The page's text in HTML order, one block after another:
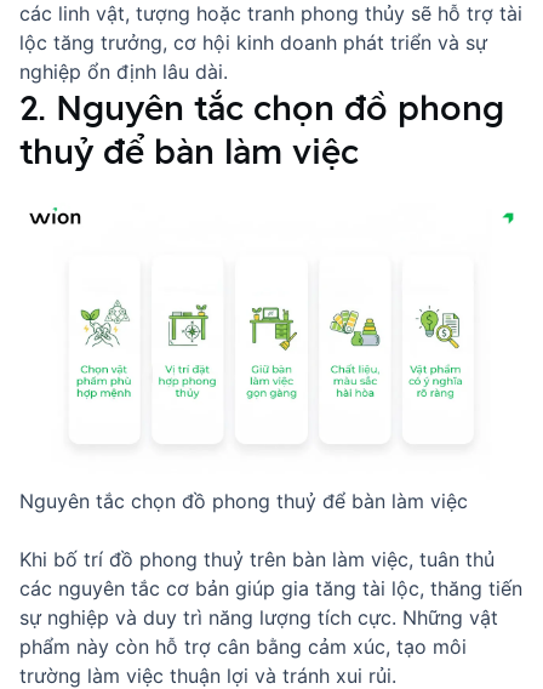
các linh vật, tượng hoặc tranh phong thủy sẽ hỗ trợ tài
lộc tăng trưởng, cơ hội kinh doanh phát triển và sự
nghiệp ổn định lâu dài.
2. Nguyên tắc chọn đồ phong
thuỷ để bàn làm việc
Nguyên tắc chọn đồ phong thuỷ để bàn làm việc
Khi bố trí đồ phong thuỷ trên bàn làm việc, tuân thủ
các nguyên tắc cơ bản giúp gia tăng tài lộc, thăng tiến
sự nghiệp và duy trì năng lượng tích cực. Những vật
phẩm này còn hỗ trợ cân bằng cảm xúc, tạo môi
trường làm việc thuận lợi và tránh xui rủi.